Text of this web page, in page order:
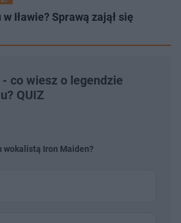
Iławie? Sprawą zajął się
co wiesz o legendzie
QUIZ
wokalistą Iron Maiden?